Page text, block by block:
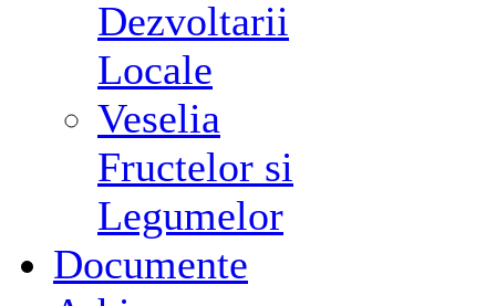
Dezvoltarii
Locale
Veselia
Fructelor si
Legumelor
Documente